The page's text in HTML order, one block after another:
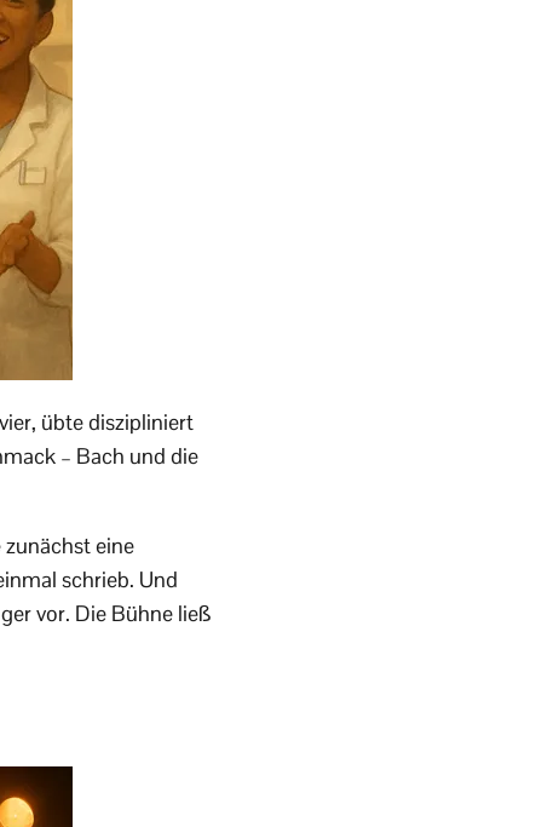
übte diszipliniert
– Bach und die
eine
schrieb. Und
vor. Die Bühne ließ